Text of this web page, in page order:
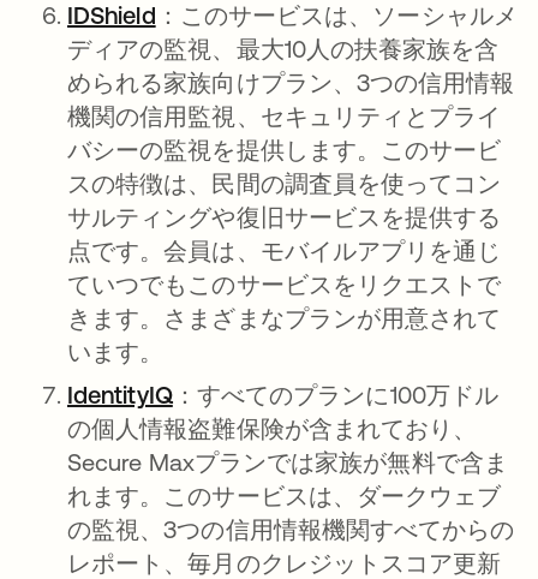
IDShield 新しいタブで開く
：このサービスは、ソーシャルメ
ディアの監視、最大10人の扶養家族を含
められる家族向けプラン、3つの信用情報
機関の信用監視、セキュリティとプライ
バシーの監視を提供します。このサービ
スの特徴は、民間の調査員を使ってコン
サルティングや復旧サービスを提供する
点です。会員は、モバイルアプリを通じ
ていつでもこのサービスをリクエストで
きます。さまざまなプランが用意されて
います。
IdentityIQ新しいタブで開く
：すべてのプランに100万ドル
の個人情報盗難保険が含まれており、
Secure Maxプランでは家族が無料で含ま
れます。このサービスは、ダークウェブ
の監視、3つの信用情報機関すべてからの
レポート、毎月のクレジットスコア更新